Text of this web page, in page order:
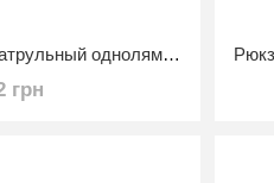
Рюкзак тактический патрульный однолямочный размер 34х27х6см 5л
грн